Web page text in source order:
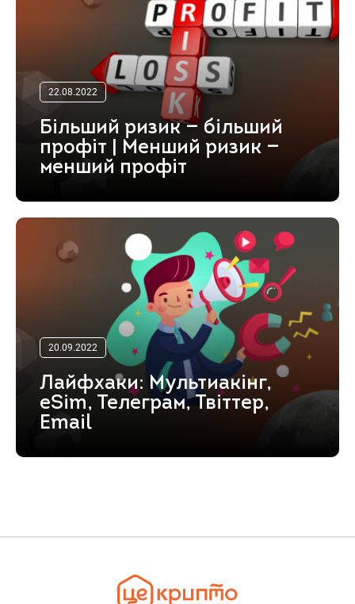
22.08.2022
Більший ризик — більший
профіт | Менший ризик —
менший профіт
20.09.2022
Лайфхаки: Мультиакінг,
eSim, Телеграм, Твіттер,
Email